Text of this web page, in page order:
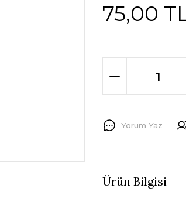
75,00
Yorum Yaz
Ürün Bilgisi